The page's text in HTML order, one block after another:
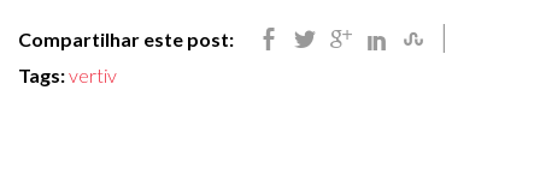
Compartilhar este post:
Tags:vertiv